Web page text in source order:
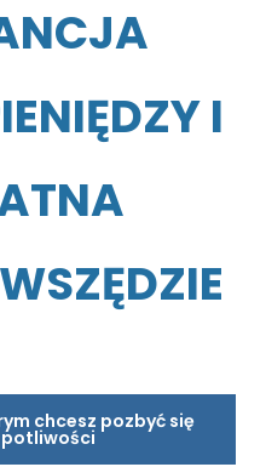
I
chcesz pozbyć się